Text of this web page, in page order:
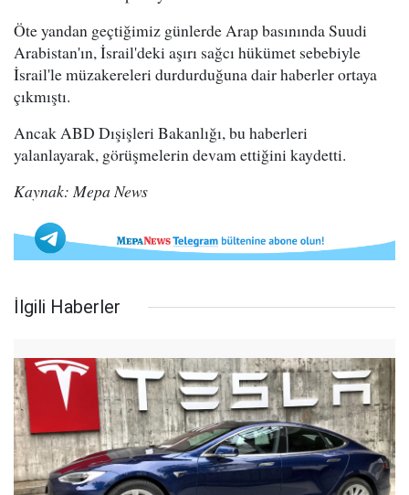
Öte yandan geçtiğimiz günlerde Arap basınında Suudi
Arabistan'ın, İsrail'deki aşırı sağcı hükümet sebebiyle
İsrail'le müzakereleri durdurduğuna dair haberler ortaya
çıkmıştı.
Ancak ABD Dışişleri Bakanlığı, bu haberleri
yalanlayarak, görüşmelerin devam ettiğini kaydetti.
Kaynak: Mepa News
İlgili Haberler